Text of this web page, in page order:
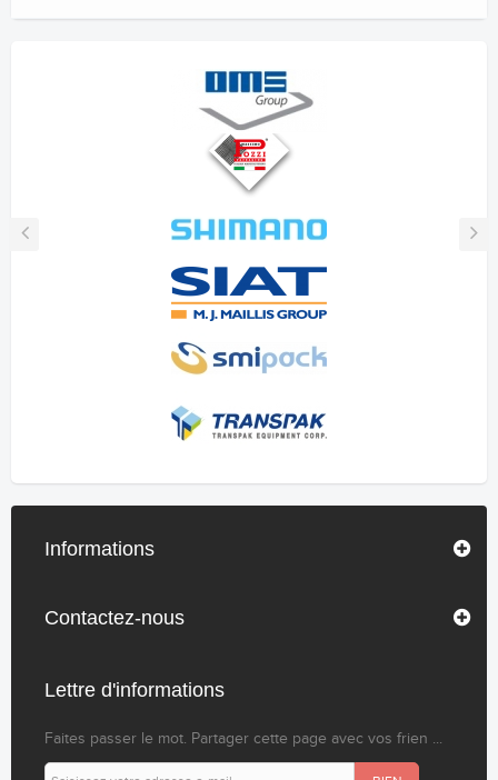
Informations
Contactez-nous
Lettre d'informations
Faites passer le mot. Partager cette page avec vos frien ...